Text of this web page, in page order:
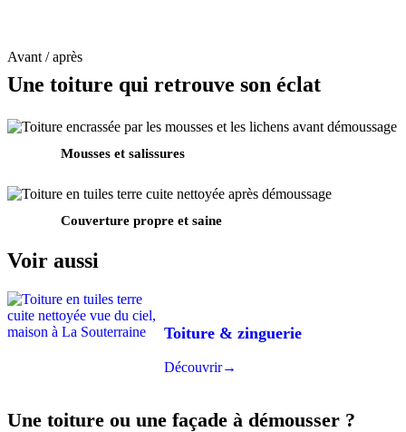
Avant / après
Une toiture qui retrouve son éclat
Mousses et salissures
Couverture propre et saine
Voir aussi
Toiture & zinguerie
Découvrir→
Une toiture ou une façade à démousser ?